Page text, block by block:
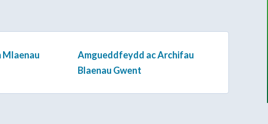
Mlaenau
Amgueddfeydd ac Archifau
Blaenau Gwent